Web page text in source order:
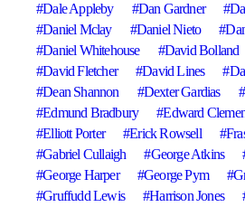
Dale Appleby
Dan Gardner
Daniel Mclay
Daniel Nieto
Daniel Whitehouse
David Bolland
David Fletcher
David Lines
Dean Shannon
Dexter Gardias
Edmund Bradbury
Edward
Elliott Porter
Erick Rowsell
Gabriel Cullaigh
George Atkins
George Harper
George Pym
Gruffudd Lewis
Harrison Jones